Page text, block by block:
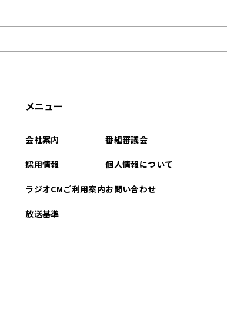
メニュー
会社案内
採用情報
ラジオCMご利用案内
放送基準
番組審議会
個人情報について
お問い合わせ